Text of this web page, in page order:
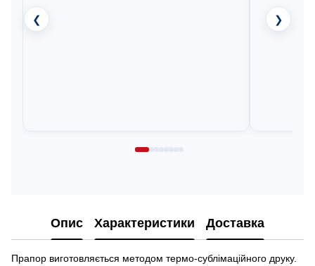
❮ ❯
Опис Характеристики Доставка
Прапор виготовляється методом термо-сублімаційного друку.